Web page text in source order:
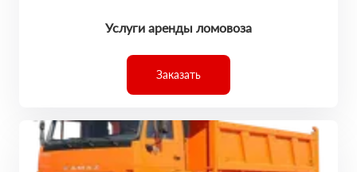
Услуги аренды ломовоза
Заказать